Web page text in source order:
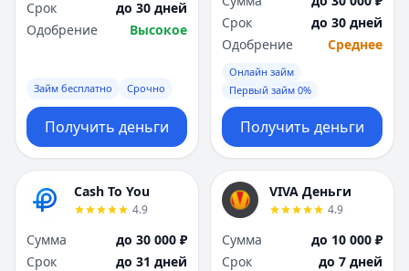
Срок
до 30 дней
Одобрение
Высокое
Займ бесплатно Срочно
Получить деньги
Срок
до 30 дней
Одобрение
Среднее
Онлайн займ
Первый займ 0%
Получить деньги
Cash To You
4.9
Сумма
до 30 000 ₽
Срок
до 31 дней
VIVA Деньги
4.9
Сумма
до 10 000 ₽
Срок
до 7 дней